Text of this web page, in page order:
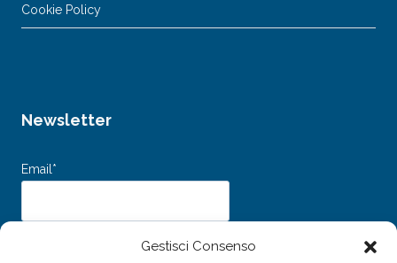
Gestisci Consenso
Cookie Policy
Newsletter
Email*
e acconsento al trattamento dei miei dati personali